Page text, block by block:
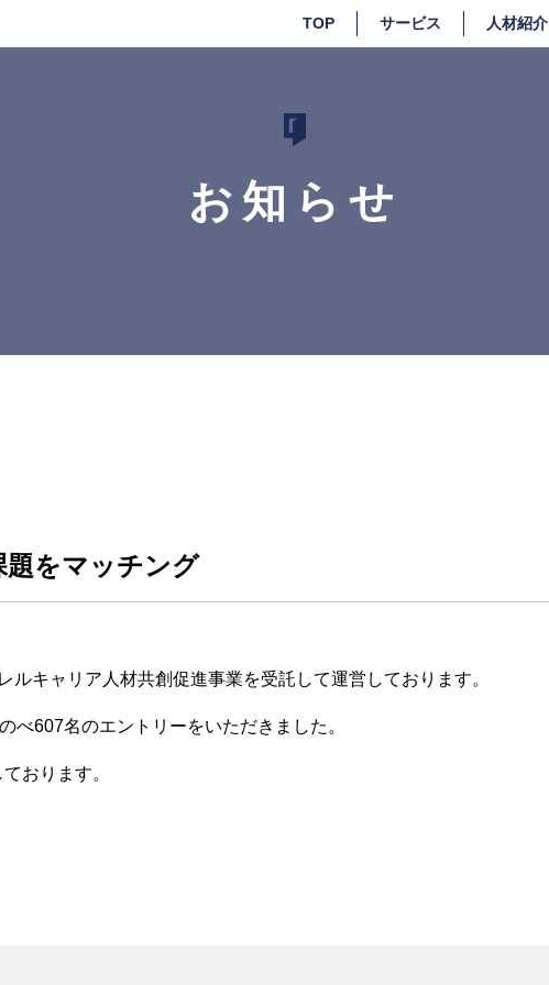
TOP サービス 人材紹介
お知らせ
題をマッチング
キャリア人材共創促進事業を受託して運営しております。
べ607名のエントリーをいただきました。
おります。